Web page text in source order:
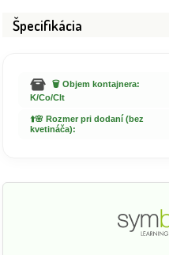
Špecifikácia
🗑️ Objem kontajnera:
K/Co/Clt
⬆️🌸 Rozmer pri dodaní (bez
kvetináča):